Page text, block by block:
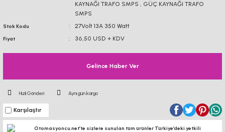
KAYNAĞI TRAFO SMPS , GÜÇ KAYNAĞI TRAFO
SMPS
Stok Kodu 27Volt 13A 350 Watt
Fiyat 36,50 USD + KDV
Gelince Haber Ver
Hızlı Gönderi Aynı gün kargo
Karşılaştır
Otomasyoncu.net’te sizlere sunulan tüm ürünler Türkiye’deki yetkili